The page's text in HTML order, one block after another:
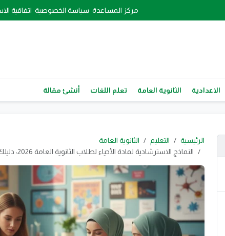
مركز المساعدة سياسة الخصوصية اتفاقية
الاعدادية الثانوية العامة تعلم اللغات أنشئ مقالة
الرئيسية التعليم
الثانوية العامة
النماذج الاسترشادية لمادة الأحياء لطلاب الثانوية العامة 2026: دليلك الذكي للنجاح